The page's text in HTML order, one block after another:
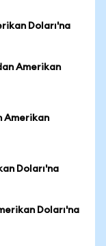
Doları'na
Amerikan
Amerikan
Doları'na
Doları'na